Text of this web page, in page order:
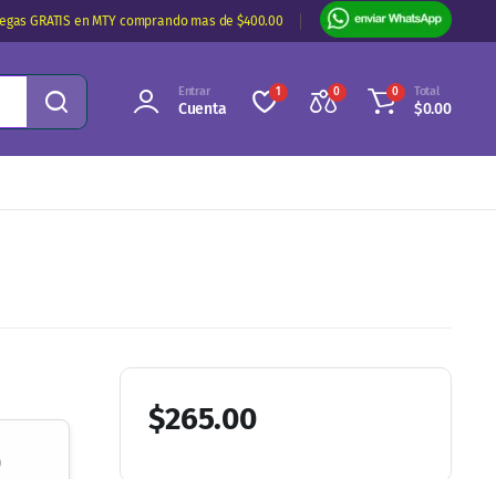
GRATIS en MTY comprando mas de $400.00
Entrar
Cuenta
1 0 0 Total
$0.00
$265.00